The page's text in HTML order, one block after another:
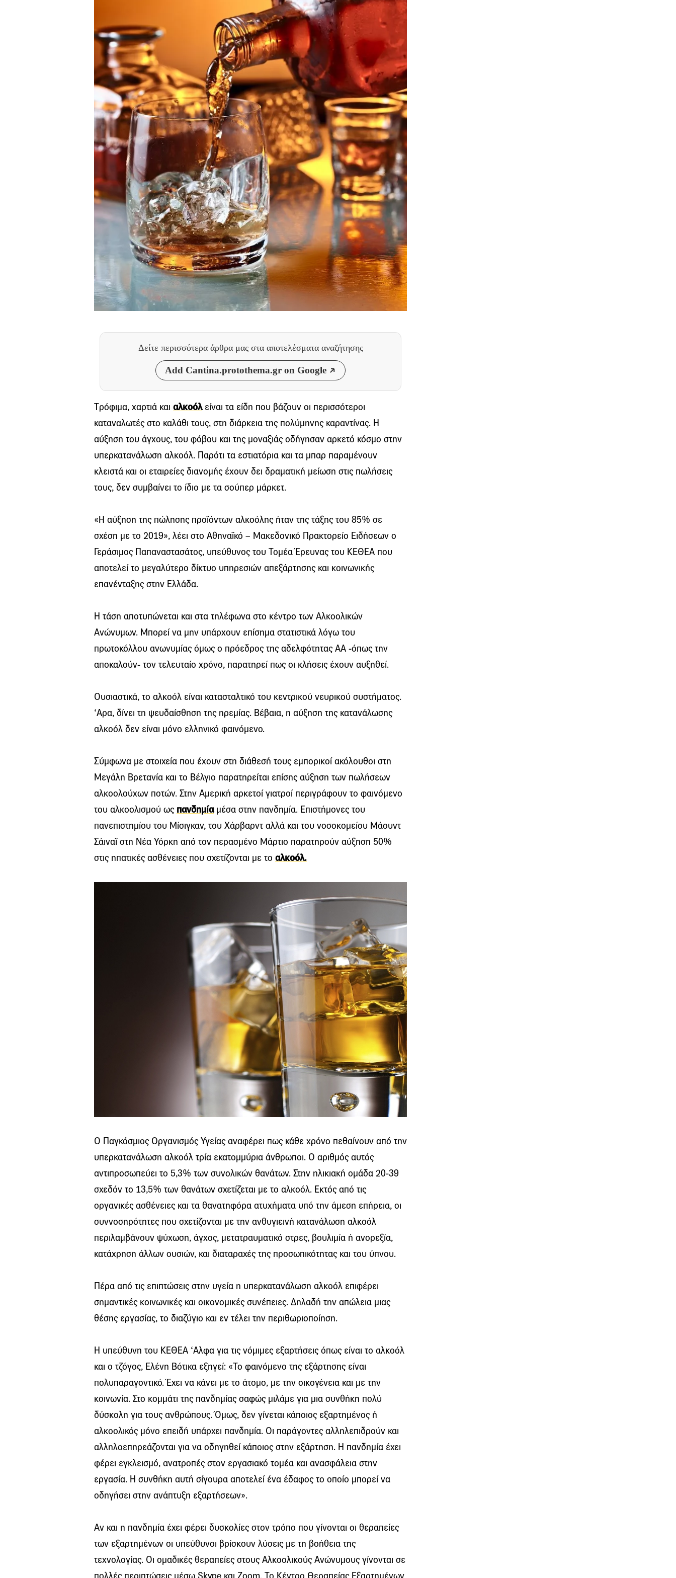
Δείτε περισσότερα άρθρα μας στα αποτελέσματα αναζήτησης
Add Cantina.protothema.gr on Google
Tρόφιμα, χαρτιά και αλκοόλείναι τα είδη που βάζουν οι περισσότεροι
καταναλωτές στο καλάθι τους, στη διάρκεια της πολύμηνης καραντίνας. Η
αύξηση του άγχους, του φόβου και της μοναξιάς οδήγησαν αρκετό κόσμο στην
υπερκατανάλωση αλκοόλ. Παρότι τα εστιατόρια και τα μπαρ παραμένουν
κλειστά και οι εταιρείες διανομής έχουν δει δραματική μείωση στις πωλήσεις
τους, δεν συμβαίνει το ίδιο με τα σούπερ μάρκετ.
«Η αύξηση της πώλησης προϊόντων αλκοόλης ήταν της τάξης του 85% σε
σχέση με το 2019», λέει στο Αθηναϊκό – Μακεδονικό Πρακτορείο Ειδήσεων ο
Γεράσιμος Παπαναστασάτος, υπεύθυνος του Τομέα Έρευνας του ΚΕΘΕΑ που
αποτελεί το μεγαλύτερο δίκτυο υπηρεσιών απεξάρτησης και κοινωνικής
επανένταξης στην Ελλάδα.
Η τάση αποτυπώνεται και στα τηλέφωνα στο κέντρο των Αλκοολικών
Ανώνυμων. Μπορεί να μην υπάρχουν επίσημα στατιστικά λόγω του
πρωτοκόλλου ανωνυμίας όμως ο πρόεδρος της αδελφότητας ΑΑ -όπως την
αποκαλούν- τον τελευταίο χρόνο, παρατηρεί πως οι κλήσεις έχουν αυξηθεί.
Ουσιαστικά, το αλκοόλ είναι κατασταλτικό του κεντρικού νευρικού συστήματος.
‘Αρα, δίνει τη ψευδαίσθηση της ηρεμίας. Βέβαια, η αύξηση της κατανάλωσης
αλκοόλ δεν είναι μόνο ελληνικό φαινόμενο.
Σύμφωνα με στοιχεία που έχουν στη διάθεσή τους εμπορικοί ακόλουθοι στη
Μεγάλη Βρετανία και το Βέλγιο παρατηρείται επίσης αύξηση των πωλήσεων
αλκοολούχων ποτών. Στην Αμερική αρκετοί γιατροί περιγράφουν το φαινόμενο
του αλκοολισμού ως πανδημίαμέσα στην πανδημία. Επιστήμονες του
πανεπιστημίου του Μίσιγκαν, του Χάρβαρντ αλλά και του νοσοκομείου Μάουντ
Σάιναϊ στη Νέα Υόρκη από τον περασμένο Μάρτιο παρατηρούν αύξηση 50%
στις ηπατικές ασθένειες που σχετίζονται με το αλκοόλ.
Ο Παγκόσμιος Οργανισμός Υγείας αναφέρει πως κάθε χρόνο πεθαίνουν από την
υπερκατανάλωση αλκοόλ τρία εκατομμύρια άνθρωποι. Ο αριθμός αυτός
αντιπροσωπεύει το 5,3% των συνολικών θανάτων. Στην ηλικιακή ομάδα 20-39
σχεδόν το 13,5% των θανάτων σχετίζεται με το αλκοόλ. Εκτός από τις
οργανικές ασθένειες και τα θανατηφόρα ατυχήματα υπό την άμεση επήρεια, οι
συννοσηρότητες που σχετίζονται με την ανθυγιεινή κατανάλωση αλκοόλ
περιλαμβάνουν ψύχωση, άγχος, μετατραυματικό στρες, βουλιμία ή ανορεξία,
κατάχρηση άλλων ουσιών, και διαταραχές της προσωπικότητας και του ύπνου.
Πέρα από τις επιπτώσεις στην υγεία η υπερκατανάλωση αλκοόλ επιφέρει
σημαντικές κοινωνικές και οικονομικές συνέπειες. Δηλαδή την απώλεια μιας
θέσης εργασίας, το διαζύγιο και εν τέλει την περιθωριοποίηση.
Η υπεύθυνη του ΚΕΘΕΑ ‘Αλφα για τις νόμιμες εξαρτήσεις όπως είναι το αλκοόλ
και ο τζόγος, Ελένη Βότικα εξηγεί: «Το φαινόμενο της εξάρτησης είναι
πολυπαραγοντικό. Έχει να κάνει με το άτομο, με την οικογένεια και με την
κοινωνία. Στο κομμάτι της πανδημίας σαφώς μιλάμε για μια συνθήκη πολύ
δύσκολη για τους ανθρώπους. Όμως, δεν γίνεται κάποιος εξαρτημένος ή
αλκοολικός μόνο επειδή υπάρχει πανδημία. Οι παράγοντες αλληλεπιδρούν και
αλληλοεπηρεάζονται για να οδηγηθεί κάποιος στην εξάρτηση. Η πανδημία έχει
φέρει εγκλεισμό, ανατροπές στον εργασιακό τομέα και ανασφάλεια στην
εργασία. Η συνθήκη αυτή σίγουρα αποτελεί ένα έδαφος το οποίο μπορεί να
οδηγήσει στην ανάπτυξη εξαρτήσεων».
Αν και η πανδημία έχει φέρει δυσκολίες στον τρόπο που γίνονται οι θεραπείες
των εξαρτημένων οι υπεύθυνοι βρίσκουν λύσεις με τη βοήθεια της
τεχνολογίας. Οι ομαδικές θεραπείες στους Αλκοολικούς Ανώνυμους γίνονται σε
πολλές περιπτώσεις μέσω Skype και Zoom. Το Κέντρο Θεραπείας Εξαρτημένων